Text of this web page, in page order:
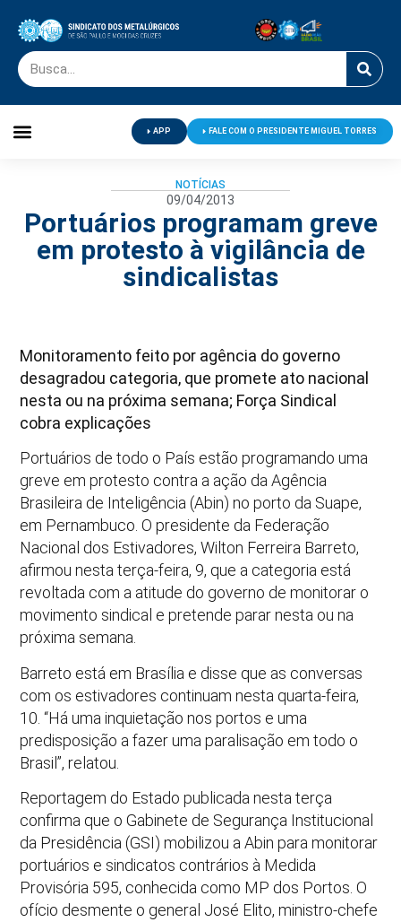
APP FALE COM O PRESIDENTE MIGUEL TORRES
NOTÍCIAS
09/04/2013
Portuários programam greve
em protesto à vigilância de
sindicalistas
Monitoramento feito por agência do governo
desagradou categoria, que promete ato nacional
nesta ou na próxima semana; Força Sindical
cobra explicações
Portuários de todo o País estão programando uma
greve em protesto contra a ação da Agência
Brasileira de Inteligência (Abin) no porto da Suape,
em Pernambuco. O presidente da Federação
Nacional dos Estivadores, Wilton Ferreira Barreto,
afirmou nesta terça-feira, 9, que a categoria está
revoltada com a atitude do governo de monitorar o
movimento sindical e pretende parar nesta ou na
próxima semana.
Barreto está em Brasília e disse que as conversas
com os estivadores continuam nesta quarta-feira,
10. “Há uma inquietação nos portos e uma
predisposição a fazer uma paralisação em todo o
Brasil”, relatou.
Reportagem do Estado publicada nesta terça
confirma que o Gabinete de Segurança Institucional
da Presidência (GSI) mobilizou a Abin para monitorar
portuários e sindicatos contrários à Medida
Provisória 595, conhecida como MP dos Portos. O
ofício desmente o general José Elito, ministro-chefe